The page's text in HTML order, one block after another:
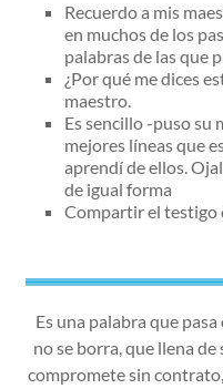
Recuerdo a mis
en muchos de los
palabras de las que
¿Por qué me dices
maestro.
Es sencillo -puso su
mejores líneas que
aprendí de ellos.
de igual forma
Compartir el testigo
Es una palabra que
no se borra, que llena
compromete sin